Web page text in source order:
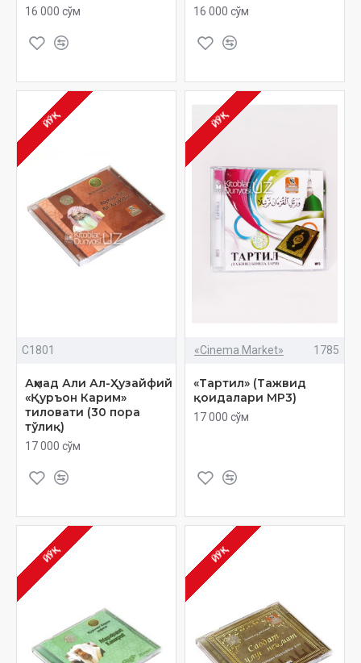
16 000 сўм 16 000 сўм
ЙЎҚ
C1801
Аҳмад Али Ал-Ҳузайфий
«Қуръон Карим»
тиловати (30 пора
тўлиқ)
17 000 сўм
ЙЎҚ
«Cinema Market» 1785
«Тартил» (Тажвид
қоидалари MP3)
17 000 сўм
ЙЎҚ ЙЎҚ